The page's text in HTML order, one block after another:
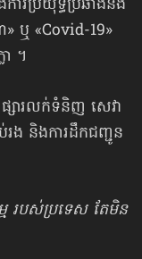
ារប្រយុទ្ធប្រឆាំងនឹង
» ឬ «Covid-19»
។
សារលក់ទំនិញ សេវា
រង និងការដឹកជញ្ជូន
របស់ប្រទេស តែមិន